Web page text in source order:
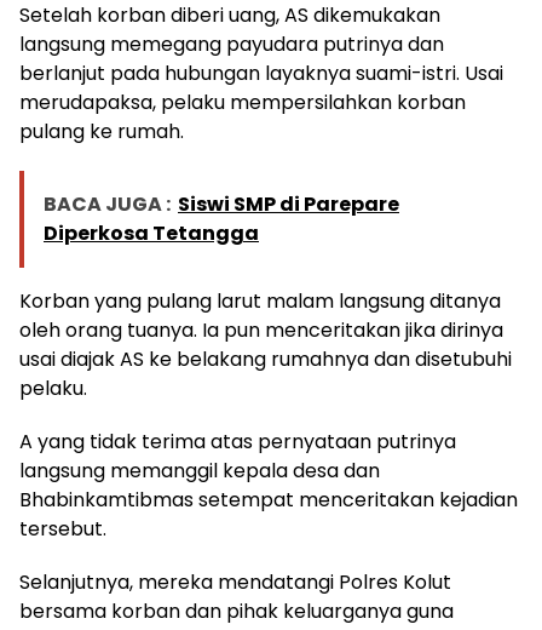
Setelah korban diberi uang, AS dikemukakan
langsung memegang payudara putrinya dan
berlanjut pada hubungan layaknya suami-istri. Usai
merudapaksa, pelaku mempersilahkan korban
pulang ke rumah.
BACA JUGA : Siswi SMP di Parepare
Diperkosa Tetangga
Korban yang pulang larut malam langsung ditanya
oleh orang tuanya. Ia pun menceritakan jika dirinya
usai diajak AS ke belakang rumahnya dan disetubuhi
pelaku.
A yang tidak terima atas pernyataan putrinya
langsung memanggil kepala desa dan
Bhabinkamtibmas setempat menceritakan kejadian
tersebut.
Selanjutnya, mereka mendatangi Polres Kolut
bersama korban dan pihak keluarganya guna